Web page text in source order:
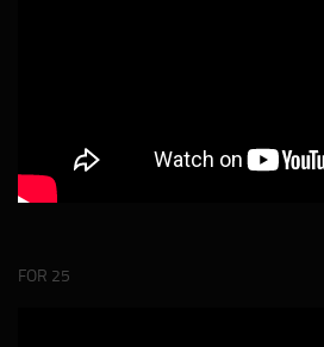
FOR 25